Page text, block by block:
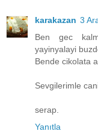
karakazan 3
Ben gec
yayinyalayi
Bende cikolata
Sevgilerimle
serap.
Yanıtla